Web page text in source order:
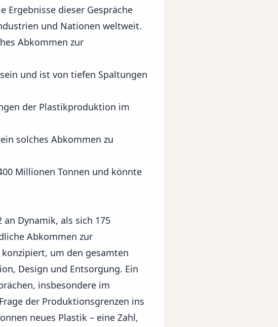
Ergebnisse dieser Gespräche
und Nationen weltweit.
Abkommen zur
und ist von tiefen Spaltungen
der Plastikproduktion im
solches Abkommen zu
Millionen Tonnen und könnte
Dynamik, als sich 175
Abkommen zur
um den gesamten
Design und Entsorgung. Ein
insbesondere im
der Produktionsgrenzen ins
neues Plastik – eine Zahl,